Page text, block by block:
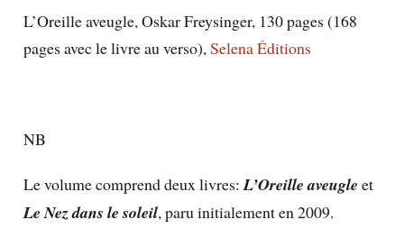
L’Oreille aveugle, Oskar Freysinger, 130 pages (168
pages avec le livre au verso),Selena Éditions
NB
Le volume comprend deux livres:L’Oreille aveugle et
Le Nez dans le soleil, paru initialement en 2009.